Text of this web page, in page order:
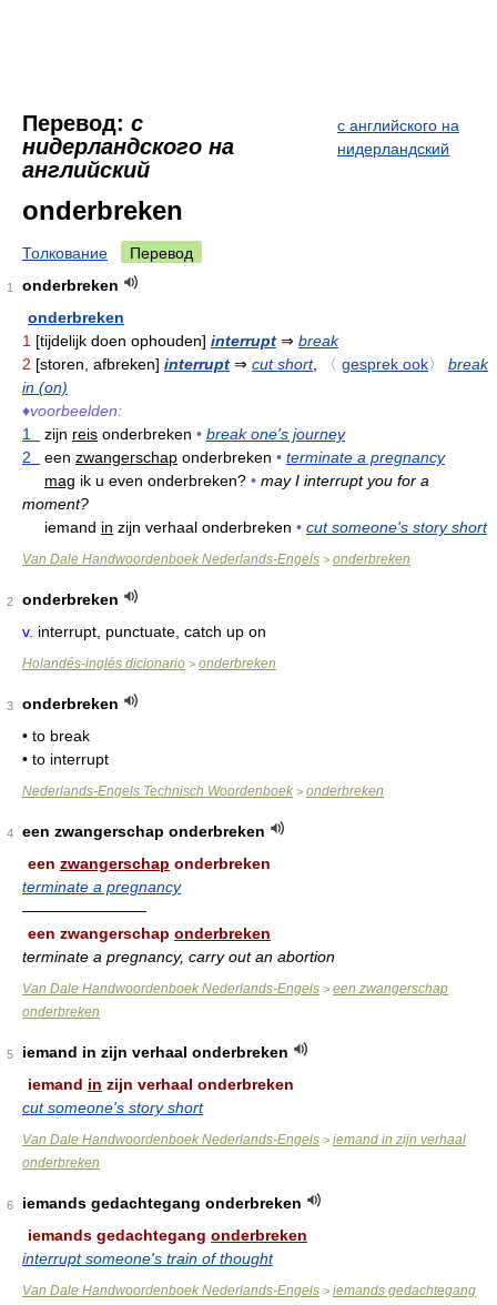
Перевод: с
нидерландского на
английский
с английского на
нидерландский
onderbreken
Толкование Перевод
1
onderbreken
onderbreken
1 [tijdelijk doen ophouden] interrupt ⇒ break
2 [storen, afbreken] interrupt ⇒ cut short, 〈 gesprek ook〉
break
in (on)
♦voorbeelden:
1
zijn reis onderbreken • break one's journey
2
een zwangerschap onderbreken • terminate a pregnancy
mag ik u even onderbreken? • may I interrupt you for a
moment?
iemand in zijn verhaal onderbreken • cut someone's story short
Van Dale Handwoordenboek Nederlands-Engels > onderbreken
2
onderbreken
v. interrupt, punctuate, catch up on
Holandés-inglés dicionario > onderbreken
3
onderbreken
• to break
• to interrupt
Nederlands-Engels Technisch Woordenboek > onderbreken
4
een zwangerschap onderbreken
een zwangerschap onderbreken
terminate a pregnancy
————————
een zwangerschap onderbreken
terminate a pregnancy, carry out an abortion
Van Dale Handwoordenboek Nederlands-Engels > een zwangerschap
onderbreken
5
iemand in zijn verhaal onderbreken
iemand in zijn verhaal onderbreken
cut someone's story short
Van Dale Handwoordenboek Nederlands-Engels > iemand in zijn verhaal
onderbreken
6
iemands gedachtegang onderbreken
iemands gedachtegang onderbreken
interrupt someone's train of thought
Van Dale Handwoordenboek Nederlands-Engels > iemands gedachtegang